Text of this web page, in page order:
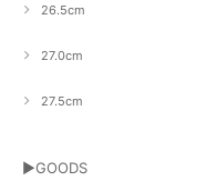
26.5cm
27.0cm
27.5cm
▶GOODS